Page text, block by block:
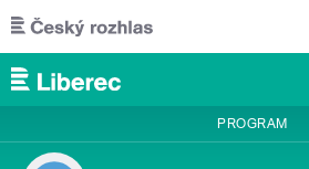
Přejít k hlavnímu obsahu
PROGRAM